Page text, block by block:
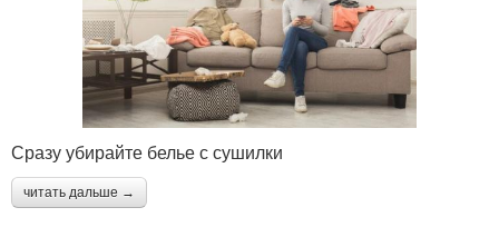
Сразу убирайте белье с сушилки
читать дальше →